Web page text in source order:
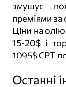
змушує
преміями за
Ціни на
15-20$ і
1095$ СРТ
Останні